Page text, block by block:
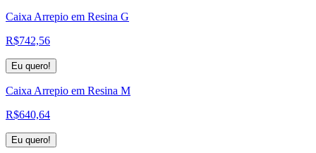
Caixa Arrepio em Resina G
R$742,56
Eu quero!
Caixa Arrepio em Resina M
R$640,64
Eu quero!